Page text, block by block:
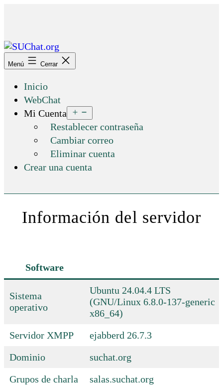
SUChat.org
Menú Cerrar
Inicio
WebChat
Mi Cuenta
el
menú
Restablecer contraseña
Cambiar correo
Eliminar cuenta
Crear una cuenta
Información del servidor
Software
Sistema
operativo
Ubuntu 24.04.4 LTS
(GNU/Linux 6.8.0-137-generic
x86_64)
Servidor XMPP
ejabberd 26.7.3
Dominio
suchat.org
Grupos de charla
salas.suchat.org